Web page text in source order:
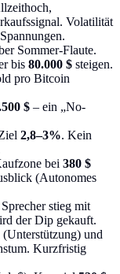
Volatilität
Sommer-Flaute.
bis 80.000 $ steigen.
pro Bitcoin
$ – ein „No-
2,8–3%. Kein
bei 380 $
(Autonomes
stieg mit
der Dip gekauft.
(Unterstützung) und
Kurzfristig